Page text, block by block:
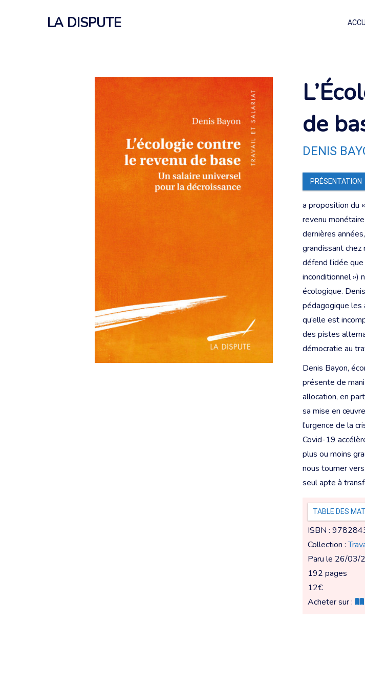
LA DISPUTE
de
DENIS
PRÉSENTATION
a proposition du
revenu
dernières
grandissant chez
défend l’idée
inconditionnel »)
écologique.
pédagogique les
qu’elle est
des pistes
démocratie au
Denis Bayon,
présente de
allocation, en
sa mise en
l’urgence de la
Covid-19
plus ou moins
nous tourner
seul apte à
TABLE DES
ISBN :
Collection :
Paru le 26/03/
192 pages
12€
Acheter sur :